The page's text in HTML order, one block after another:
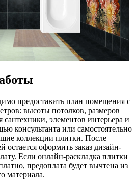
предоставить план помещения с
высоты потолков, размеров
сантехники, элементов интерьера и
консультанта или самостоятельно
коллекции плитки. После
остается оформить заказ дизайн-
Если онлайн-раскладка плитки
предоплата будет вычтена из
материала.